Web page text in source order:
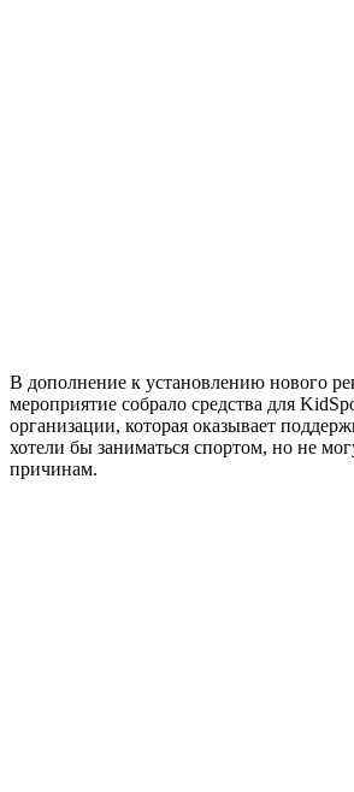
В дополнение к установлению нового
мероприятие собрало средства для
организации, которая оказывает
хотели бы заниматься спортом, но не
причинам.